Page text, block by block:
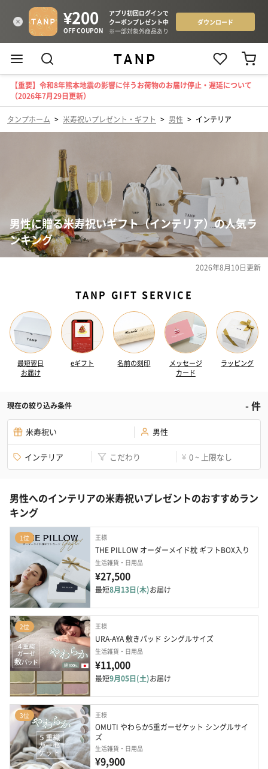
【重要】令和8年熊本地震の影響に伴うお荷物のお届け停止・遅延について
（2026年7月29日更新）
タンプホーム > 米寿祝いプレゼント・ギフト > 男性 > インテリア
男性に贈る米寿祝いギフト（インテリア）の人気ラ
ンキング
2026年8月10日更新
TANP GIFT SERVICE
最短翌日
お届け
eギフト 名前の刻印
メッセージ
カード
ラッピング
現在の絞り込み条件 -件
米寿祝い 男性
インテリア こだわり ¥ 0 ~ 上限なし
男性へのインテリアの米寿祝いプレゼントのおすすめラン
キング
1位 王様
THE PILLOW オーダーメイド枕 ギフトBOX入り
生活雑貨・日用品
¥27,500
最短8月13日(木)お届け
2位 王様
URA-AYA 敷きパッド シングルサイズ
生活雑貨・日用品
¥11,000
最短9月05日(土)お届け
3位 王様
OMUTI やわらか5重ガーゼケット シングルサイ
ズ
生活雑貨・日用品
¥9,900